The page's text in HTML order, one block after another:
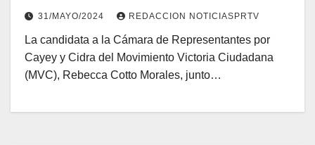
31/MAYO/2024 REDACCION NOTICIASPRTV
La candidata a la Cámara de Representantes por
Cayey y Cidra del Movimiento Victoria Ciudadana
(MVC), Rebecca Cotto Morales, junto…